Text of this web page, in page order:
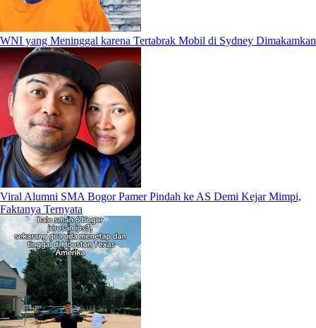
WNI yang Meninggal karena Tertabrak Mobil di Sydney Dimakamkan
Viral Alumni SMA Bogor Pamer Pindah ke AS Demi Kejar Mimpi,
Faktanya Ternyata